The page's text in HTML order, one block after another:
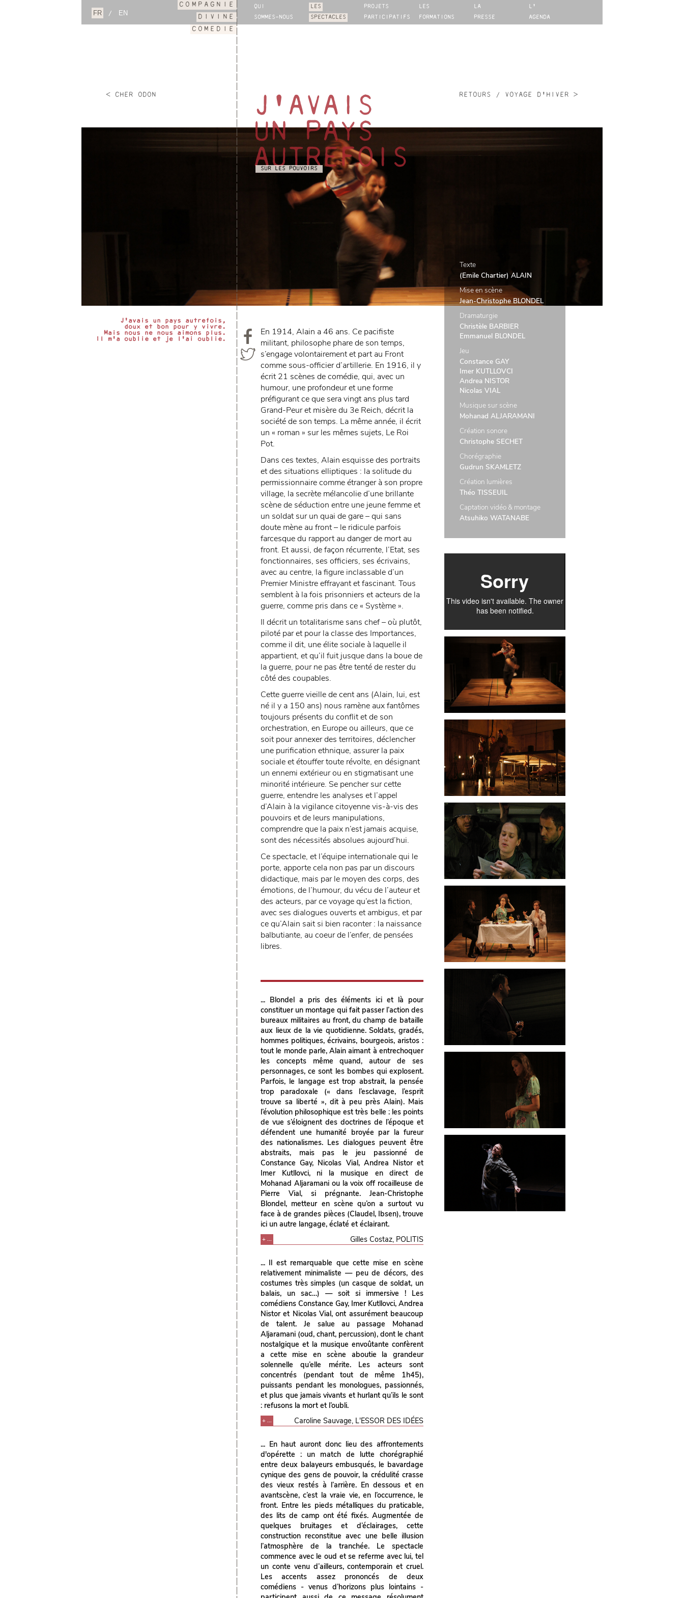
/
QUI
SOMMES-NOUS
LES
SPECTACLES
PROJETS
PARTICIPATIFS
LES
FORMATIONS
LA
PRESSE
L'
AGENDA
COMPAGNIE
DIVINE
COMEDIE
< CHER ODON RETOURS / VOYAGE D'HIVER >
J'AVAIS
UN PAYS
AUTREFOIS
SUR LES POUVOIRS
J'avais un pays autrefois,
doux et bon pour y vivre.
Mais nous ne nous aimons plus.
Il m'a oublié et je l'ai oublié.
En 1914, Alain a 46 ans. Ce pacifiste
militant, philosophe phare de son temps,
s’engage volontairement et part au Front
comme sous-officier d’artillerie. En 1916, il y
écrit 21 scènes de comédie, qui, avec un
humour, une profondeur et une forme
préfigurant ce que sera vingt ans plus tard
Grand-Peur et misère du 3e Reich, décrit la
société de son temps. La même année, il écrit
un « roman » sur les mêmes sujets, Le Roi
Pot.
Dans ces textes, Alain esquisse des portraits
et des situations elliptiques : la solitude du
permissionnaire comme étranger à son propre
village, la secrète mélancolie d’une brillante
scène de séduction entre une jeune femme et
un soldat sur un quai de gare – qui sans
doute mène au front – le ridicule parfois
farcesque du rapport au danger de mort au
front. Et aussi, de façon récurrente, l’Etat, ses
fonctionnaires, ses officiers, ses écrivains,
avec au centre, la figure inclassable d’un
Premier Ministre effrayant et fascinant. Tous
semblent à la fois prisonniers et acteurs de la
guerre, comme pris dans ce « Système ».
Il décrit un totalitarisme sans chef – où plutôt,
piloté par et pour la classe des Importances,
comme il dit, une élite sociale à laquelle il
appartient, et qu’il fuit jusque dans la boue de
la guerre, pour ne pas être tenté de rester du
côté des coupables.
Cette guerre vieille de cent ans (Alain, lui, est
né il y a 150 ans) nous ramène aux fantômes
toujours présents du conflit et de son
orchestration, en Europe ou ailleurs, que ce
soit pour annexer des territoires, déclencher
une purification ethnique, assurer la paix
sociale et étouffer toute révolte, en désignant
un ennemi extérieur ou en stigmatisant une
minorité intérieure. Se pencher sur cette
guerre, entendre les analyses et l’appel
d’Alain à la vigilance citoyenne vis-à-vis des
pouvoirs et de leurs manipulations,
comprendre que la paix n’est jamais acquise,
sont des nécessités absolues aujourd’hui.
Ce spectacle, et l’équipe internationale qui le
porte, apporte cela non pas par un discours
didactique, mais par le moyen des corps, des
émotions, de l’humour, du vécu de l’auteur et
des acteurs, par ce voyage qu’est la fiction,
avec ses dialogues ouverts et ambigus, et par
ce qu’Alain sait si bien raconter : la naissance
balbutiante, au coeur de l’enfer, de pensées
libres.
... Blondel a pris des éléments ici et là pour
constituer un montage qui fait passer l’action des
bureaux militaires au front, du champ de bataille
aux lieux de la vie quotidienne. Soldats, gradés,
hommes politiques, écrivains, bourgeois, aristos :
tout le monde parle, Alain aimant à entrechoquer
les concepts même quand, autour de ses
personnages, ce sont les bombes qui explosent.
Parfois, le langage est trop abstrait, la pensée
trop paradoxale (« dans l’esclavage, l’esprit
trouve sa liberté », dit à peu près Alain). Mais
l’évolution philosophique est très belle : les points
de vue s’éloignent des doctrines de l’époque et
défendent une humanité broyée par la fureur
des nationalismes. Les dialogues peuvent être
abstraits, mais pas le jeu passionné de
Constance Gay, Nicolas Vial, Andrea Nistor et
Imer Kutllovci, ni la musique en direct de
Mohanad Aljaramani ou la voix off rocailleuse de
Pierre Vial, si prégnante. Jean-Christophe
Blondel, metteur en scène qu’on a surtout vu
face à de grandes pièces (Claudel, Ibsen), trouve
ici un autre langage, éclaté et éclairant.
+ ... Gilles Costaz, POLITIS
... Il est remarquable que cette mise en scène
relativement minimaliste — peu de décors, des
costumes très simples (un casque de soldat, un
balais, un sac…) — soit si immersive ! Les
comédiens Constance Gay, Imer Kutllovci, Andrea
Nistor et Nicolas Vial, ont assurément beaucoup
de talent. Je salue au passage Mohanad
Aljaramani (oud, chant, percussion), dont le chant
nostalgique et la musique envoûtante confèrent
a cette mise en scène aboutie la grandeur
solennelle qu’elle mérite. Les acteurs sont
concentrés (pendant tout de même 1h45),
puissants pendant les monologues, passionnés,
et plus que jamais vivants et hurlant qu’ils le sont
: refusons la mort et l’oubli.
+ ... Caroline Sauvage, L'ESSOR DES IDÉES
... En haut auront donc lieu des affrontements
d'opérette : un match de lutte chorégraphié
entre deux balayeurs embusqués, le bavardage
cynique des gens de pouvoir, la crédulité crasse
des vieux restés à l’arrière. En dessous et en
avantscène, c’est la vraie vie, en l’occurrence, le
front. Entre les pieds métalliques du praticable,
des lits de camp ont été fixés. Augmentée de
quelques bruitages et d’éclairages, cette
construction reconstitue avec une belle illusion
l’atmosphère de la tranchée. Le spectacle
commence avec le oud et se referme avec lui, tel
un conte venu d’ailleurs, contemporain et cruel.
Les accents assez prononcés de deux
comédiens - venus d’horizons plus lointains -
Texte
(Emile Chartier) ALAIN
Mise en scène
Jean-Christophe BLONDEL
Dramaturgie
Christèle BARBIER
Emmanuel BLONDEL
Jeu
Constance GAY
Imer KUTLLOVCI
Andrea NISTOR
Nicolas VIAL
Musique sur scène
Mohanad ALJARAMANI
Création sonore
Christophe SECHET
Chorégraphie
Gudrun SKAMLETZ
Création lumières
Théo TISSEUIL
Captation vidéo & montage
Atsuhiko WATANABE